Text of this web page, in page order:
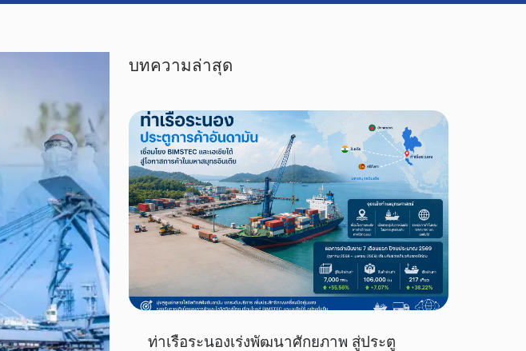
บทความล่าสุด
ท่าเรือระนองเร่งพัฒนาศักยภาพ สู่ประตู